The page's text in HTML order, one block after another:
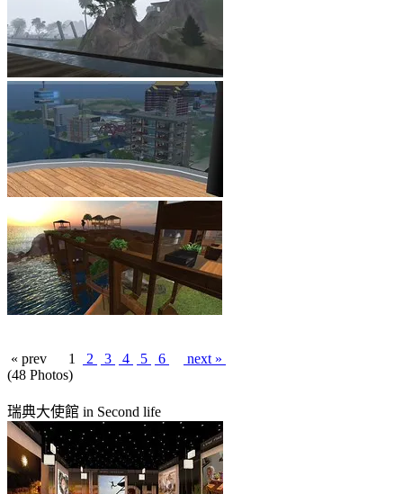
« prev 1 2 3 4 5 6
next »
(48 Photos)
瑞典大使館 in Second life